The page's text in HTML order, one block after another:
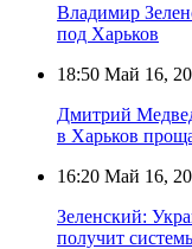
Владимир
под Харьков
18:50 Май 16,
Дмитрий
в Харьков
16:20 Май 16,
Зеленский:
получит